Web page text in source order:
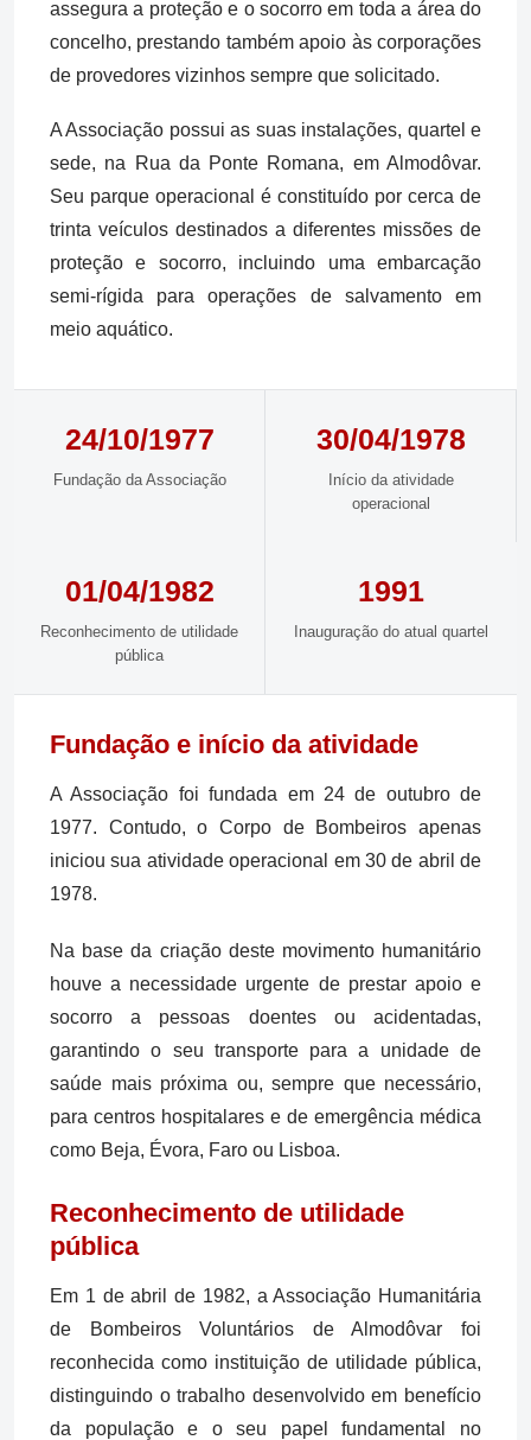
assegura a proteção e o socorro em toda a área do
concelho, prestando também apoio às corporações
de provedores vizinhos sempre que solicitado.
A Associação possui as suas instalações, quartel e
sede, na Rua da Ponte Romana, em Almodôvar.
Seu parque operacional é constituído por cerca de
trinta veículos destinados a diferentes missões de
proteção e socorro, incluindo uma embarcação
semi-rígida para operações de salvamento em
meio aquático.
24/10/1977
Fundação da Associação
30/04/1978
Início da atividade
operacional
01/04/1982
Reconhecimento de utilidade
pública
1991
Inauguração do atual quartel
Fundação e início da atividade
A Associação foi fundada em 24 de outubro de
1977. Contudo, o Corpo de Bombeiros apenas
iniciou sua atividade operacional em 30 de abril de
1978.
Na base da criação deste movimento humanitário
houve a necessidade urgente de prestar apoio e
socorro a pessoas doentes ou acidentadas,
garantindo o seu transporte para a unidade de
saúde mais próxima ou, sempre que necessário,
para centros hospitalares e de emergência médica
como Beja, Évora, Faro ou Lisboa.
Reconhecimento de utilidade
pública
Em 1 de abril de 1982, a Associação Humanitária
de Bombeiros Voluntários de Almodôvar foi
reconhecida como instituição de utilidade pública,
distinguindo o trabalho desenvolvido em benefício
da população e o seu papel fundamental no